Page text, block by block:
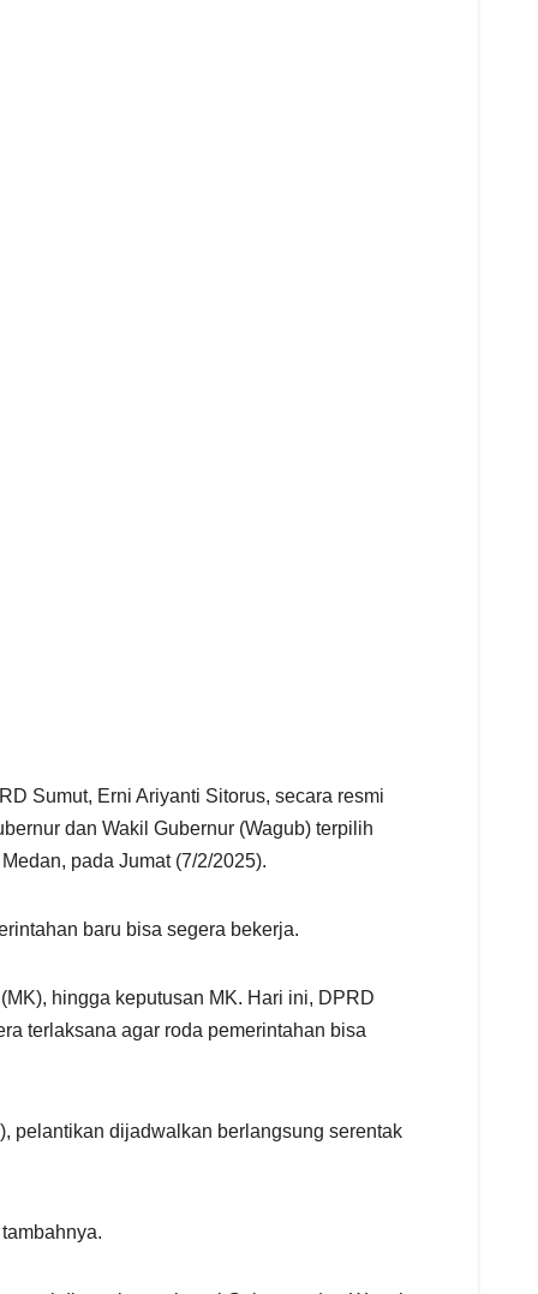
Sumut, Erni Ariyanti Sitorus, secara resmi
dan Wakil Gubernur (Wagub) terpilih
pada Jumat (7/2/2025).
baru bisa segera bekerja.
hingga keputusan MK. Hari ini, DPRD
terlaksana agar roda pemerintahan bisa
pelantikan dijadwalkan berlangsung serentak